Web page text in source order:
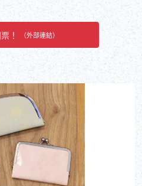
！ （外部連結）